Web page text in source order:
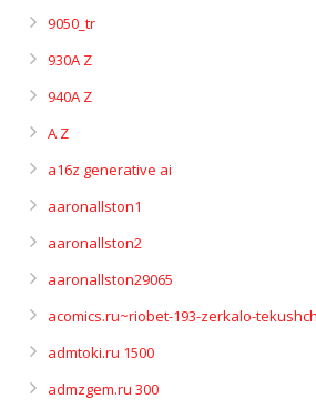
9050_tr
930A Z
940A Z
A Z
a16z generative ai
aaronallston1
aaronallston2
aaronallston29065
acomics.ru~riobet-193-zerkalo-
admtoki.ru 1500
admzgem.ru 300